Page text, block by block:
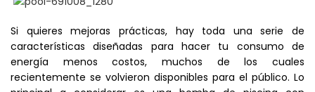
Si quieres mejoras prácticas, hay toda una serie de
características diseñadas para hacer tu consumo de
energía menos costos, muchos de los cuales
recientemente se volvieron disponibles para el público. Lo